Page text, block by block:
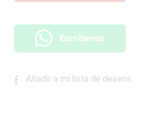
Escríbenos
Añadir a mi lista de deseos